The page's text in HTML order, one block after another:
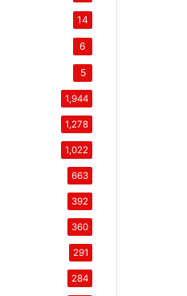
14
6
5
1,944
1,278
1,022
663
392
360
291
284